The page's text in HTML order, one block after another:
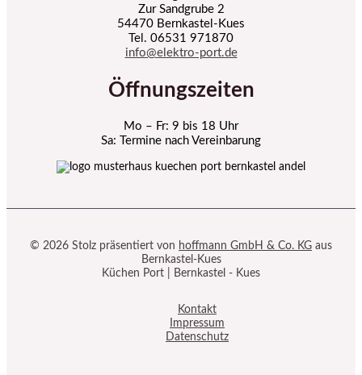
Zur Sandgrube 2
54470 Bernkastel-Kues
Tel. 06531 971870
info@elektro-port.de
Öffnungszeiten
Mo – Fr: 9 bis 18 Uhr
Sa: Termine nach Vereinbarung
© 2026 Stolz präsentiert von hoffmann GmbH & Co. KG aus
Bernkastel-Kues
Küchen Port | Bernkastel - Kues
Kontakt
Impressum
Datenschutz